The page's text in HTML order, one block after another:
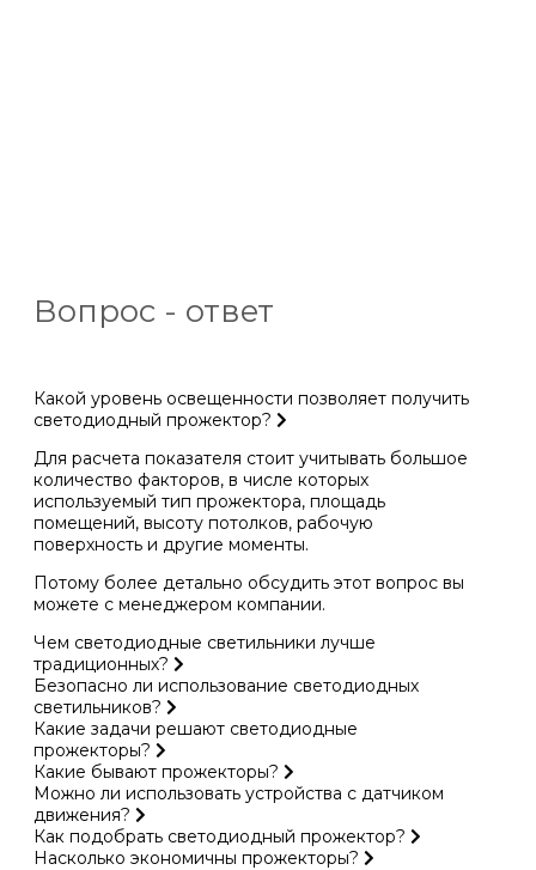
Вопрос - ответ
Какой уровень освещенности позволяет получить
светодиодный прожектор?
Для расчета показателя стоит учитывать большое
количество факторов, в числе которых
используемый тип прожектора, площадь
помещений, высоту потолков, рабочую
поверхность и другие моменты.
Потому более детально обсудить этот вопрос вы
можете с менеджером компании.
Чем светодиодные светильники лучше
традиционных?
Безопасно ли использование светодиодных
светильников?
Какие задачи решают светодиодные
прожекторы?
Какие бывают прожекторы?
Можно ли использовать устройства с датчиком
движения?
Как подобрать светодиодный прожектор?
Насколько экономичны прожекторы?